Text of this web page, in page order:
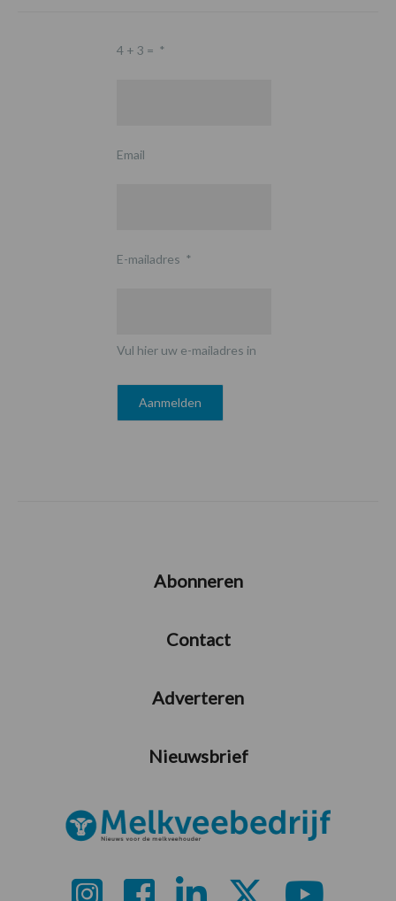
4 + 3 = *
Email
E-mailadres *
Vul hier uw e-mailadres in
Abonneren
Contact
Adverteren
Nieuwsbrief